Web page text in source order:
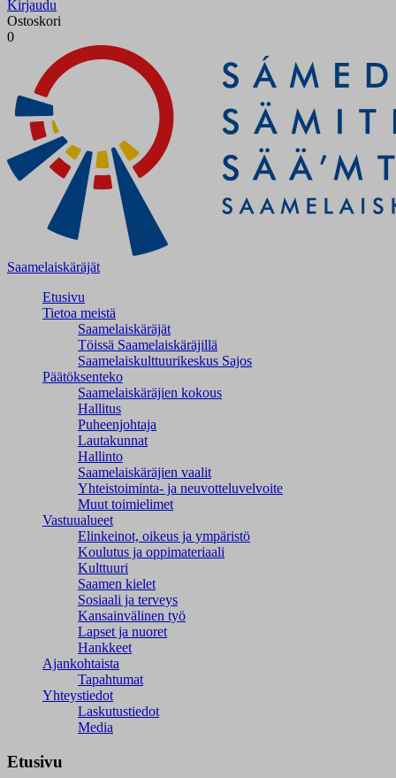
Kirjaudu
Ostoskori
0
Saamelaiskäräjät
Etusivu
Tietoa meistä
Saamelaiskäräjät
Töissä Saamelaiskäräjillä
Saamelaiskulttuuri­keskus Sajos
Päätöksenteko
Saamelaiskäräjien kokous
Hallitus
Puheenjohtaja
Lautakunnat
Hallinto
Saamelaiskäräjien vaalit
Yhteistoiminta- ja neuvotteluvelvoite
Muut toimielimet
Vastuualueet
Elinkeinot, oikeus ja ympäristö
Koulutus ja oppimateriaali
Kulttuuri
Saamen kielet
Sosiaali ja terveys
Kansainvälinen työ
Lapset ja nuoret
Hankkeet
Ajankohtaista
Tapahtumat
Yhteystiedot
Laskutustiedot
Media
Etusivu